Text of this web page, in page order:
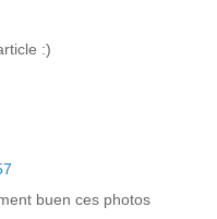
:)
buen ces photos